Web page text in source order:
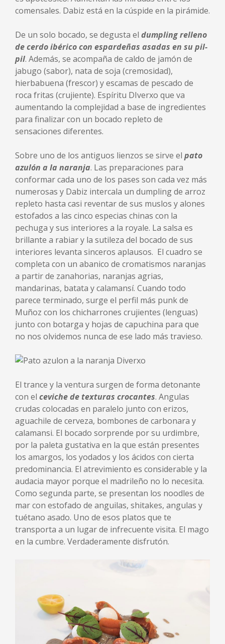
comensales. Dabiz está en la cúspide en la pirámide.
De un solo bocado, se degusta el dumpling relleno
de cerdo ibérico con espardeñas asadas en su pil-
pil. Además, se acompaña de caldo de jamón de
jabugo (sabor), nata de soja (cremosidad),
hierbabuena (frescor) y escamas de pescado de
roca fritas (crujiente). Espíritu DIverxo que va
aumentando la complejidad a base de ingredientes
para finalizar con un bocado repleto de
sensaciones diferentes.
Sobre uno de los antiguos lienzos se sirve el pato
azulón a la naranja. Las preparaciones para
conformar cada uno de los pases son cada vez más
numerosas y Dabiz intercala un dumpling de arroz
repleto hasta casi reventar de sus muslos y alones
estofados a las cinco especias chinas con la
pechuga y sus interiores a la royale. La salsa es
brillante a rabiar y la sutileza del bocado de sus
interiores levanta sinceros aplausos. El cuadro se
completa con un abanico de cromatismos naranjas
a partir de zanahorias, naranjas agrias,
mandarinas, batata y calamansí. Cuando todo
parece terminado, surge el perfil más punk de
Muñoz con los chicharrones crujientes (lenguas)
junto con botarga y hojas de capuchina para que
no nos olvidemos nunca de ese lado más travieso.
El trance y la ventura surgen de forma detonante
con el ceviche de texturas crocantes. Angulas
crudas colocadas en paralelo junto con erizos,
aguachile de cerveza, bombones de carbonara y
calamansi. El bocado sorprende por su urdimbre,
por la paleta gustativa en la que están presentes
los amargos, los yodados y los ácidos con cierta
predominancia. El atrevimiento es considerable y la
audacia mayor porque el madrileño no lo necesita.
Como segunda parte, se presentan los noodles de
mar con estofado de anguilas, shitakes, angulas y
tuétano asado. Uno de esos platos que te
transporta a un lugar de infrecuente visita. El mago
en la cumbre. Verdaderamente disfrutón.